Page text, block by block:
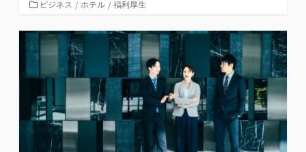
カ
ゴ
リ
ー
ビジネス / ホテル / 福利厚生